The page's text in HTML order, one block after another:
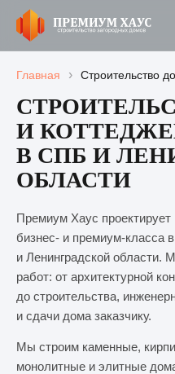
Главная › Строительство
И
В СПБ И
ОБЛАСТИ
Премиум Хаус
бизнес- и премиум-класса
и Ленинградской области.
работ: от архитектурной
до строительства,
и сдачи дома заказчику.
Мы строим каменные,
монолитные и элитные